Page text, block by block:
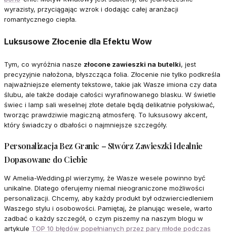
wyrazisty, przyciągając wzrok i dodając całej aranżacji
romantycznego ciepła.
Luksusowe Złocenie dla Efektu Wow
Tym, co wyróżnia nasze złocone zawieszki na butelki, jest
precyzyjnie nałożona, błyszcząca folia. Złocenie nie tylko podkreśla
najważniejsze elementy tekstowe, takie jak Wasze imiona czy data
ślubu, ale także dodaje całości wyrafinowanego blasku. W świetle
świec i lamp sali weselnej złote detale będą delikatnie połyskiwać,
tworząc prawdziwie magiczną atmosferę. To luksusowy akcent,
który świadczy o dbałości o najmniejsze szczegóły.
Personalizacja Bez Granic – Stwórz Zawieszki Idealnie
Dopasowane do Ciebie
W Amelia-Wedding.pl wierzymy, że Wasze wesele powinno być
unikalne. Dlatego oferujemy niemal nieograniczone możliwości
personalizacji. Chcemy, aby każdy produkt był odzwierciedleniem
Waszego stylu i osobowości. Pamiętaj, że planując wesele, warto
zadbać o każdy szczegół, o czym piszemy na naszym blogu w
artykule TOP 10 błędów popełnianych przez pary młode podczas